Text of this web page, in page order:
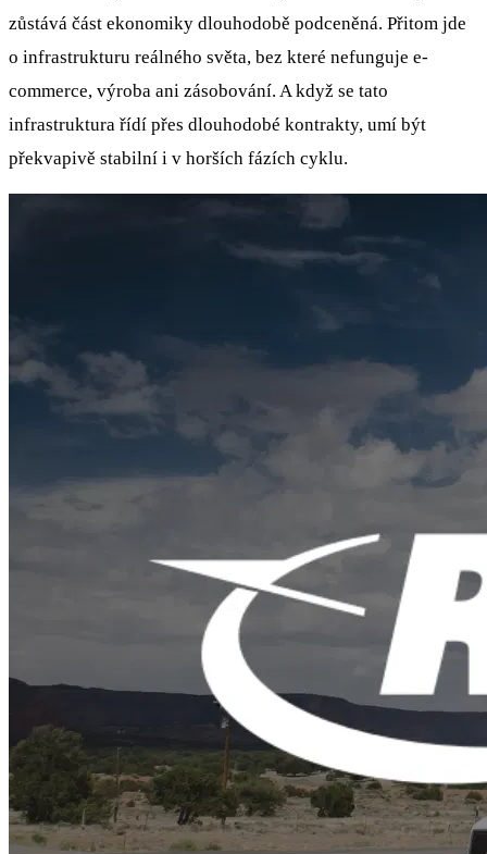
zůstává část ekonomiky dlouhodobě podceněná. Přitom jde
o infrastrukturu reálného světa, bez které nefunguje e-
commerce, výroba ani zásobování. A když se tato
infrastruktura řídí přes dlouhodobé kontrakty, umí být
překvapivě stabilní i v horších fázích cyklu.